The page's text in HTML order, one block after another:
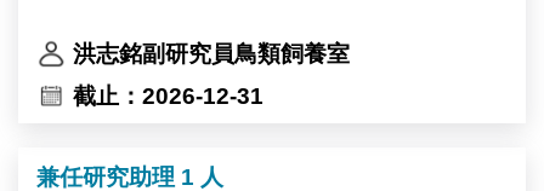
洪志銘副研究員鳥類飼養室
截止：2026-12-31
兼任研究助理 1 人